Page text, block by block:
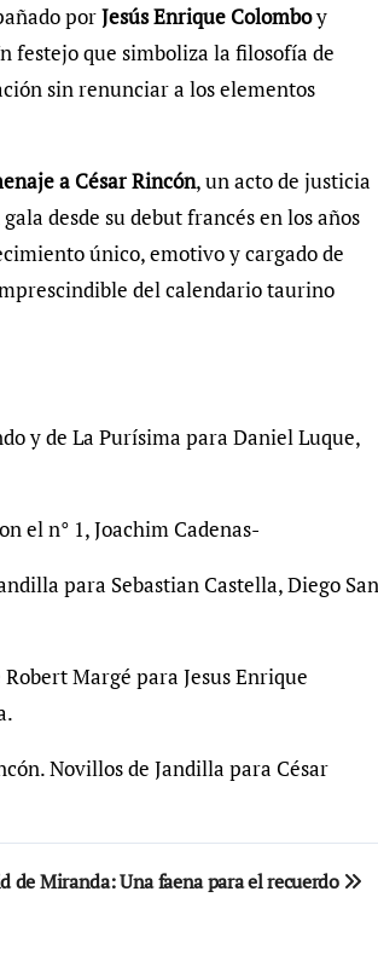
porJesús Enrique Colomboy
festejo que simboliza la filosofía de
sin renunciar a los elementos
a César Rincón, un acto de justicia
desde su debut francés en los años
único, emotivo y cargado de
del calendario taurino
y de La Purísima para Daniel Luque,
el n° 1, Joachim Cadenas-
para Sebastian Castella, Diego San
Margé para Jesus Enrique
Novillos de Jandilla para César
de Miranda: Una faena para el recuerdo